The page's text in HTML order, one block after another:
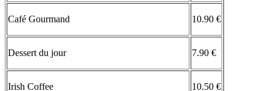
Café Gourmand 10.90 €
Dessert du jour 7.90 €
Irish Coffee 10.50 €